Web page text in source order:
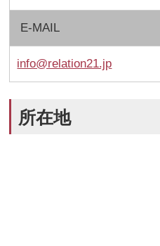
E-MAIL
info@relation21.jp
所在地